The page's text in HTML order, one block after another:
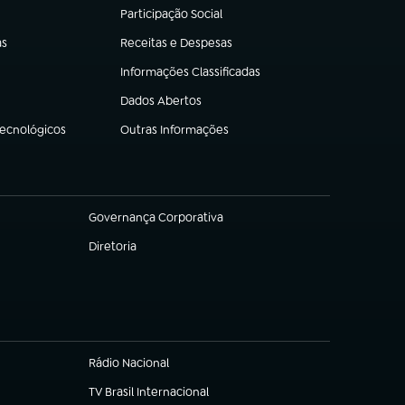
Participação Social
(abre em nova aba)
Receitas e Despesas
(abre em nova aba)
Informações Classificadas
(abre em nova aba)
Dados Abertos
(abre em nova aba)
Outras Informações
(abre em nova aba)
Governança Corporativa
(abre em nova aba)
Diretoria
(abre em nova aba)
Rádio Nacional
(abre em nova aba)
TV Brasil Internacional
(abre em nova aba)